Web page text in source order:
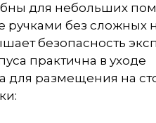
для небольших
ручками без сложных
безопасность
практична в уходе
для размещения на